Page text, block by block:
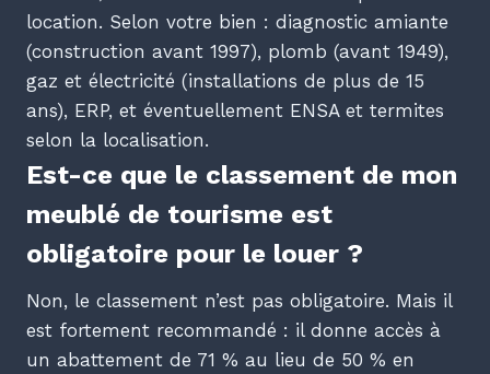
location. Selon votre bien : diagnostic amiante
(construction avant 1997), plomb (avant 1949),
gaz et électricité (installations de plus de 15
ans), ERP, et éventuellement ENSA et termites
selon la localisation.
Est-ce que le classement de mon
meublé de tourisme est
obligatoire pour le louer ?
Non, le classement n’est pas obligatoire. Mais il
est fortement recommandé : il donne accès à
un abattement de 71 % au lieu de 50 % en